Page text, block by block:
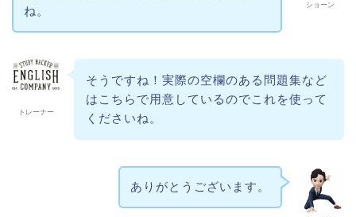
ショーン
ね。
トレーナー
そうですね！実際の空欄のある問題集など
はこちらで用意しているのでこれを使って
くださいね。
ありがとうございます。